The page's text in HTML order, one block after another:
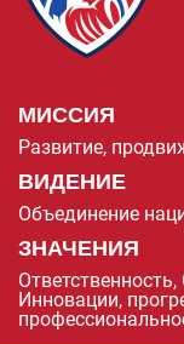
МИССИЯ
Развитие,
ВИДЕНИЕ
Объединение
ЗНАЧЕНИЯ
Инновации,